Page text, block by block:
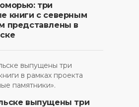
три
книги с северным
представлены в
выпущены три